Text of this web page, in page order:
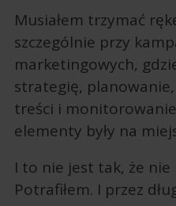
Musiałem trzymać
szczególnie przy
marketingowych,
strategię,
treści i
elementy były na
I to nie jest tak, że
Potrafiłem. I przez